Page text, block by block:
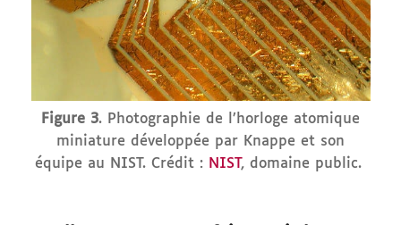
Figure 3. Photographie de l’horloge atomique
miniature développée par Knappe et son
équipe au NIST. Crédit : NIST, domaine public.